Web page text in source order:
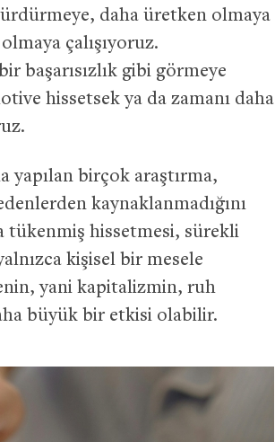
daha üretken olmaya
çalışıyoruz.
başarısızlık gibi görmeye
hissetsek ya da zamanı daha
yapılan birçok araştırma,
kaynaklanmadığını
tükenmiş hissetmesi, sürekli
kişisel bir mesele
yani kapitalizmin, ruh
büyük bir etkisi olabilir.